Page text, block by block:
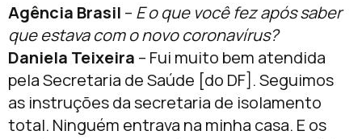
Agência Brasil – E o que você fez após saber
que estava com o novo coronavírus?
Daniela Teixeira – Fui muito bem atendida
pela Secretaria de Saúde [do DF]. Seguimos
as instruções da secretaria de isolamento
total. Ninguém entrava na minha casa. E os